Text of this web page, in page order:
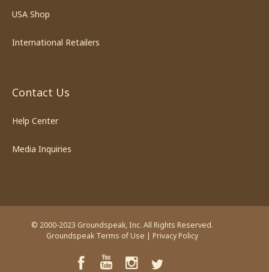
USA Shop
International Retailers
Contact Us
Help Center
Media Inquiries
© 2000-2023 Groundspeak, Inc. All Rights Reserved.
Groundspeak Terms of Use | Privacy Policy
FacebookYouTubeInstagramTwitter